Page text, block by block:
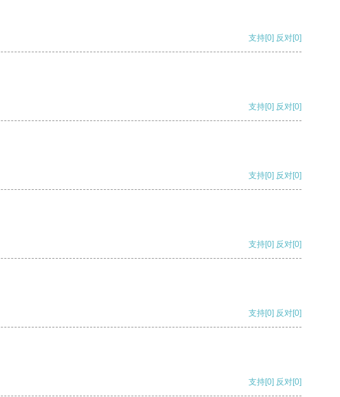
支持[0] 反对[0]
支持[0] 反对[0]
支持[0] 反对[0]
支持[0] 反对[0]
支持[0] 反对[0]
支持[0] 反对[0]